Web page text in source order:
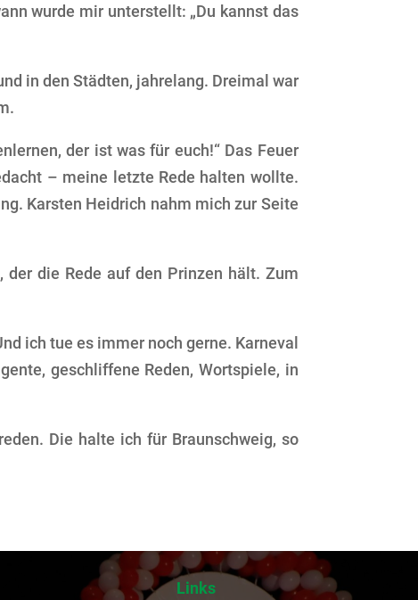
wurde mir unterstellt: „Du kannst das
in den Städten, jahrelang. Dreimal war
der ist was für euch!“ Das Feuer
– meine letzte Rede halten wollte.
Karsten Heidrich nahm mich zur Seite
die Rede auf den Prinzen hält. Zum
ich tue es immer noch gerne. Karneval
geschliffene Reden, Wortspiele, in
Die halte ich für Braunschweig, so
Links